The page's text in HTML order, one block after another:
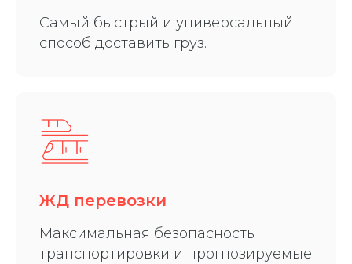
Самый быстрый и универсальный
способ доставить груз.
ЖД перевозки
Максимальная безопасность
транспортировки и прогнозируемые